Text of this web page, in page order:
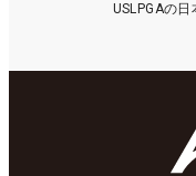
USLPGAの